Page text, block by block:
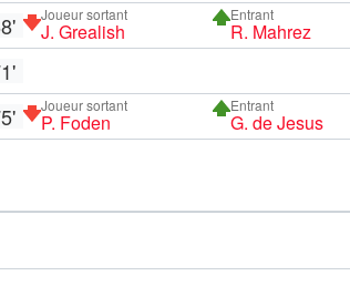
Joueur sortant
J. Grealish
Entrant
R. Mahrez
Joueur sortant
P. Foden
Entrant
G. de Jesus